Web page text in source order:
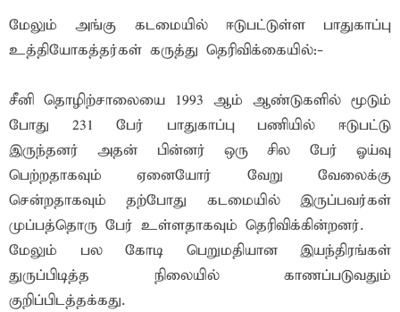
மேலும் அங்கு கடமையில் ஈடுபட்டுள்ள பாதுகாப்பு
உத்தியோகத்தர்கள் கருத்து தெரிவிக்கையில்:-
சீனி தொழிற்சாலையை 1993 ஆம் ஆண்டுகளில் மூடும்
போது 231 பேர் பாதுகாப்பு பணியில் ஈடுபட்டு
இருந்தனர் அதன் பின்னர் ஒரு சில பேர் ஓய்வு
பெற்றதாகவும் ஏனையோர் வேறு வேலைக்கு
சென்றதாகவும் தற்போது கடமையில் இருப்பவர்கள்
முப்பத்தொரு பேர் உள்ளதாகவும் தெரிவிக்கின்றனர்.
மேலும் பல கோடி பெறுமதியான இயந்திரங்கள்
துருப்பிடித்த நிலையில் காணப்படுவதும்
குறிப்பிடத்தக்கது.